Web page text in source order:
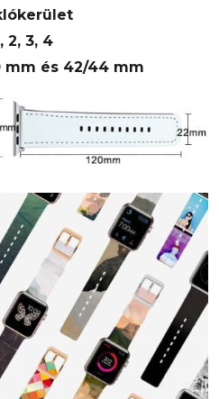
2, 3, 4
mm és 42/44 mm